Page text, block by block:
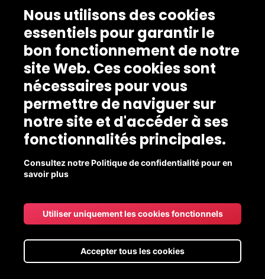
Nous utilisons des cookies
essentiels pour garantir le
bon fonctionnement de notre
site Web. Ces cookies sont
nécessaires pour vous
permettre de naviguer sur
notre site et d'accéder à ses
fonctionnalités principales.
Consultez notre Politique de confidentialité pour en
savoir plus
Utiliser uniquement les cookies fonctionnels
Accepter tous les cookies